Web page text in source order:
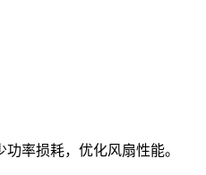
率损耗，优化风扇性能。